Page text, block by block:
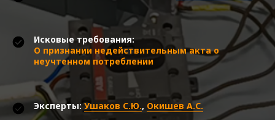
Исковые требования:
О признании недействительным акта о
неучтенном потреблении
Эксперты:Ушаков С.Ю., Окишев А.С.